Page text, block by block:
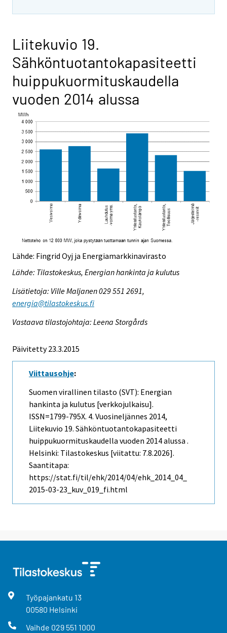
Liitekuvio 19.
Sähköntuotantokapasiteetti
huippukuormituskaudella
vuoden 2014 alussa
Lähde: Fingrid Oyj ja Energiamarkkinavirasto
Lähde: Tilastokeskus, Energian hankinta ja kulutus
Lisätietoja: Ville Maljanen 029 551 2691,
energia@tilastokeskus.fi
Vastaava tilastojohtaja: Leena Storgårds
Päivitetty 23.3.2015
Viittausohje:
Suomen virallinen tilasto (SVT): Energian
hankinta ja kulutus [verkkojulkaisu].
ISSN=1799-795X. 4. Vuosineljännes 2014,
Liitekuvio 19. Sähköntuotantokapasiteetti
huippukuormituskaudella vuoden 2014 alussa .
Helsinki: Tilastokeskus [viitattu: 7.8.2026].
Saantitapa:
https://stat.fi/til/ehk/2014/04/ehk_2014_04_
2015-03-23_kuv_019_fi.html
Työpajankatu 13
00580 Helsinki
Vaihde 029 551 1000